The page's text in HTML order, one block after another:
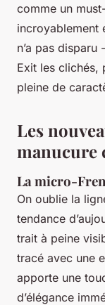
comme un
incroyablement
n’a pas disparu
Exit les clichés,
pleine de
Les
manucure
La micro-
On oublie la
tendance
trait à peine
tracé avec une
apporte une
d’élégance